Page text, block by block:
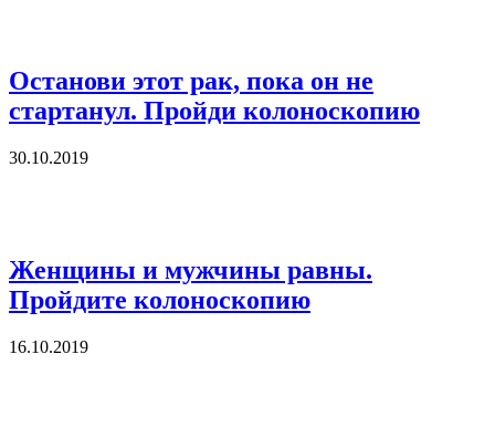
Останови этот рак, пока он не
стартанул. Пройди колоноскопию
30.10.2019
Женщины и мужчины равны.
Пройдите колоноскопию
16.10.2019